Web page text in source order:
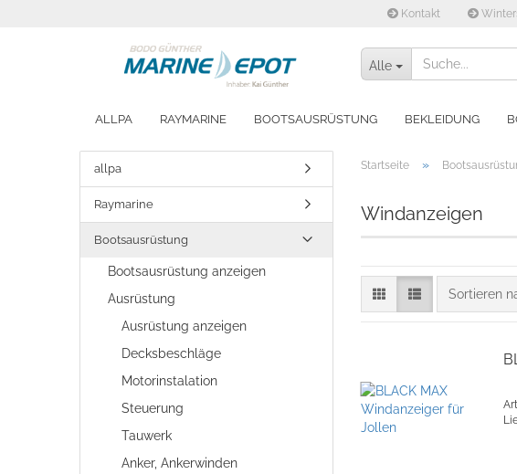
Kontakt
Alle
ALLPA RAYMARINE BOOTSAUSRÜSTUNG BEKLEIDUNG
WINTERFEST MACHEN
Startseite »
Windanzeigen
Sortieren
allpa
Raymarine
Bootsausrüstung
Bootsausrüstung anzeigen
Ausrüstung
Ausrüstung anzeigen
Decksbeschläge
Motorinstalation
Steuerung
Tauwerk
Anker, Ankerwinden